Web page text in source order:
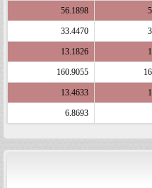
56.1898
33.4470
13.1826
160.9055
13.4633
6.8693